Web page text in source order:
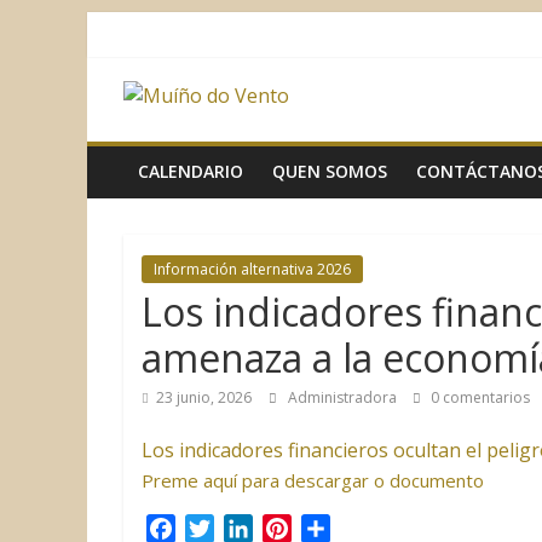
contenido
Muíño
do
Vento
Asociación
Sociocultural
CALENDARIO QUEN SOMOS
Información alternativa 2026
Los indicadores
amenaza a la
23 junio, 2026 Administradora 0 comentarios
Los indicadores financieros ocultan el
Preme aquí para descargar o documento